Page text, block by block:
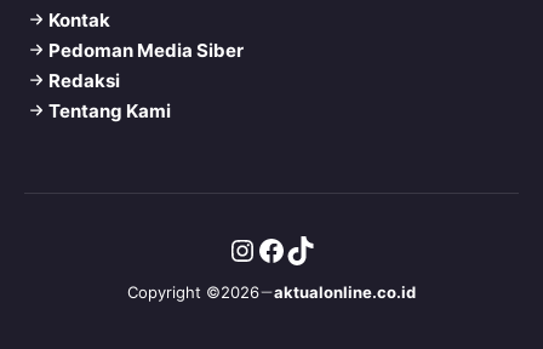
Kontak
Pedoman Media Siber
Redaksi
Tentang Kami
Copyright ©2026 aktualonline.co.id
Instagram
Facebook
TikTok